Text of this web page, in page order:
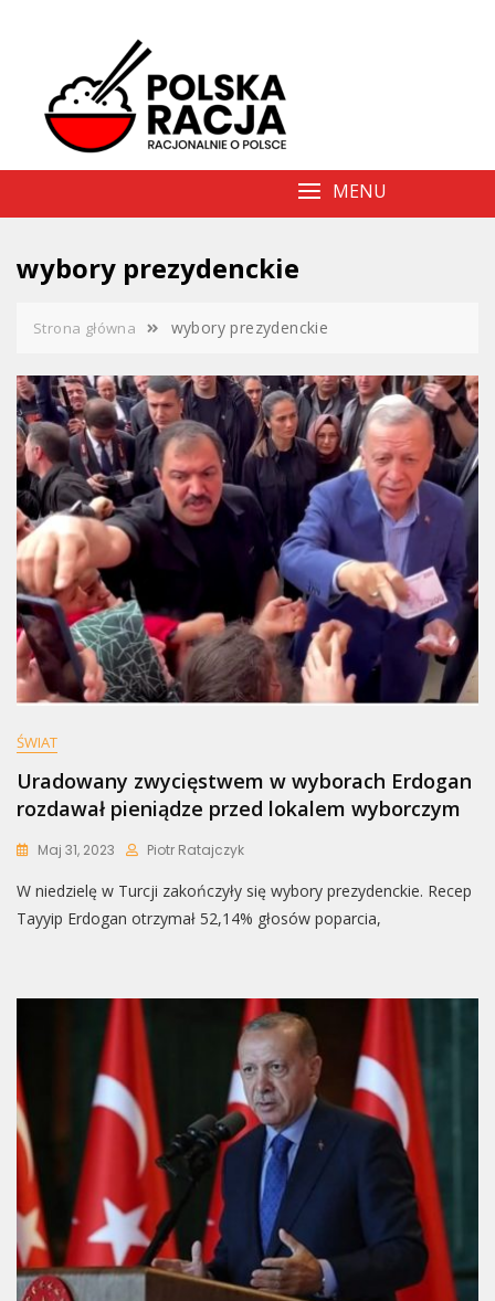
MENU
wybory prezydenckie
Strona główna wybory prezydenckie
ŚWIAT
Uradowany zwycięstwem w wyborach Erdogan
rozdawał pieniądze przed lokalem wyborczym
Maj 31, 2023 Piotr Ratajczyk
W niedzielę w Turcji zakończyły się wybory prezydenckie. Recep
Tayyip Erdogan otrzymał 52,14% głosów poparcia,